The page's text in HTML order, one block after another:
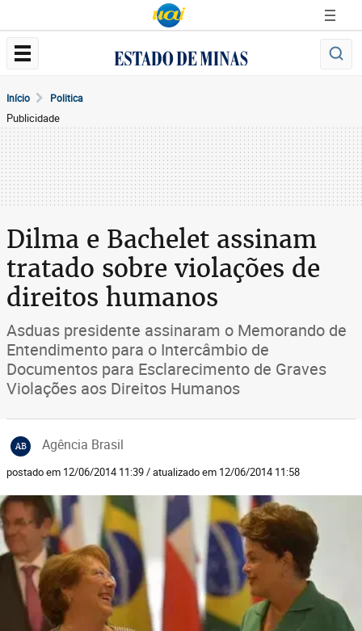
Início Politica
Publicidade
Dilma e Bachelet assinam
tratado sobre violações de
direitos humanos
Asduas presidente assinaram o Memorando de
Entendimento para o Intercâmbio de
Documentos para Esclarecimento de Graves
Violações aos Direitos Humanos
AB Agência Brasil
postado em 12/06/2014 11:39 / atualizado em 12/06/2014 11:58